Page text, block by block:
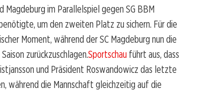
Magdeburg im Parallelspiel gegen SG BBM
um den zweiten Platz zu sichern. Für die
Moment, während der SC Magdeburg nun die
zurückzuschlagen.Sportschau führt aus, dass
und Präsident Roswandowicz das letzte
während die Mannschaft gleichzeitig auf die